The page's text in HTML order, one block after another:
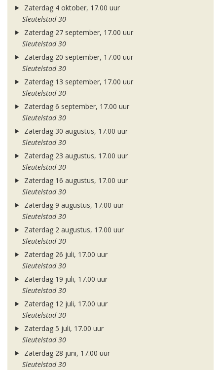
Zaterdag 4 oktober, 17.00 uur
Sleutelstad 30
Zaterdag 27 september, 17.00 uur
Sleutelstad 30
Zaterdag 20 september, 17.00 uur
Sleutelstad 30
Zaterdag 13 september, 17.00 uur
Sleutelstad 30
Zaterdag 6 september, 17.00 uur
Sleutelstad 30
Zaterdag 30 augustus, 17.00 uur
Sleutelstad 30
Zaterdag 23 augustus, 17.00 uur
Sleutelstad 30
Zaterdag 16 augustus, 17.00 uur
Sleutelstad 30
Zaterdag 9 augustus, 17.00 uur
Sleutelstad 30
Zaterdag 2 augustus, 17.00 uur
Sleutelstad 30
Zaterdag 26 juli, 17.00 uur
Sleutelstad 30
Zaterdag 19 juli, 17.00 uur
Sleutelstad 30
Zaterdag 12 juli, 17.00 uur
Sleutelstad 30
Zaterdag 5 juli, 17.00 uur
Sleutelstad 30
Zaterdag 28 juni, 17.00 uur
Sleutelstad 30